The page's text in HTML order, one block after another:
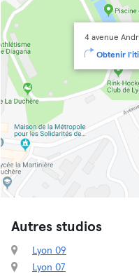
4 avenue
Obtenir
Autres studios
Lyon 09
Lyon 07